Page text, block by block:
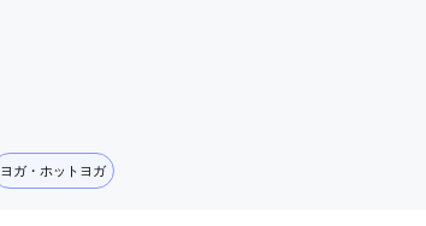
ヨガ・ホットヨガ